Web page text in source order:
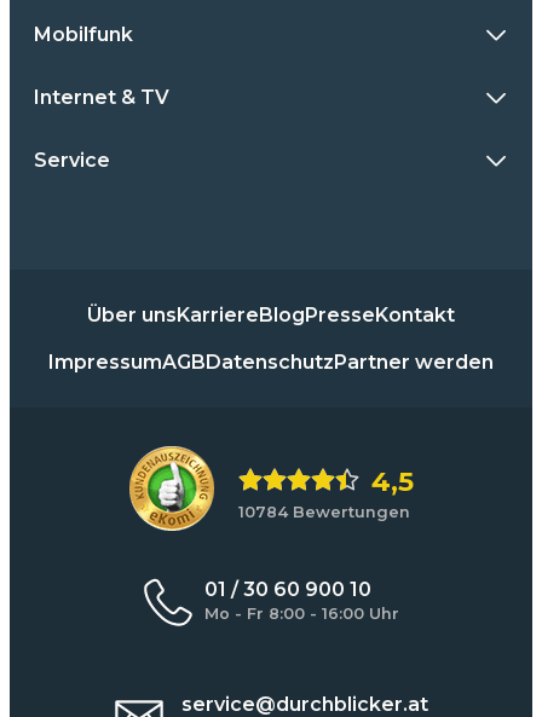
Mobilfunk
Internet & TV
Service
Über unsKarriereBlogPresseKontakt
ImpressumAGBDatenschutzPartner werden
4,5
10784 Bewertungen
01 / 30 60 900 10
Mo - Fr 8:00 - 16:00 Uhr
service@durchblicker.at